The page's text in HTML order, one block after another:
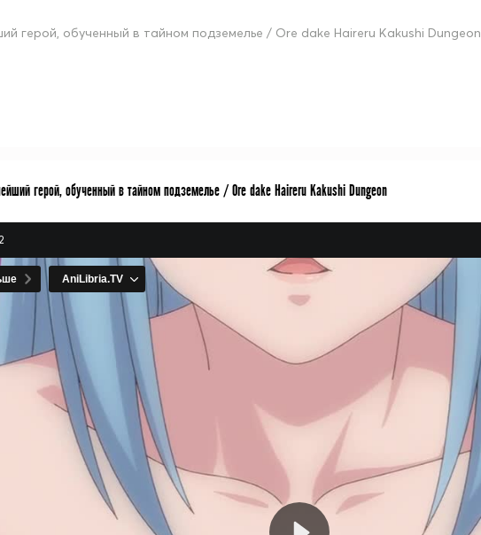
герой, обученный в тайном подземелье / Ore dake Haireru Kakushi Dungeon
герой, обученный в тайном подземелье / Ore dake Haireru Kakushi Dungeon